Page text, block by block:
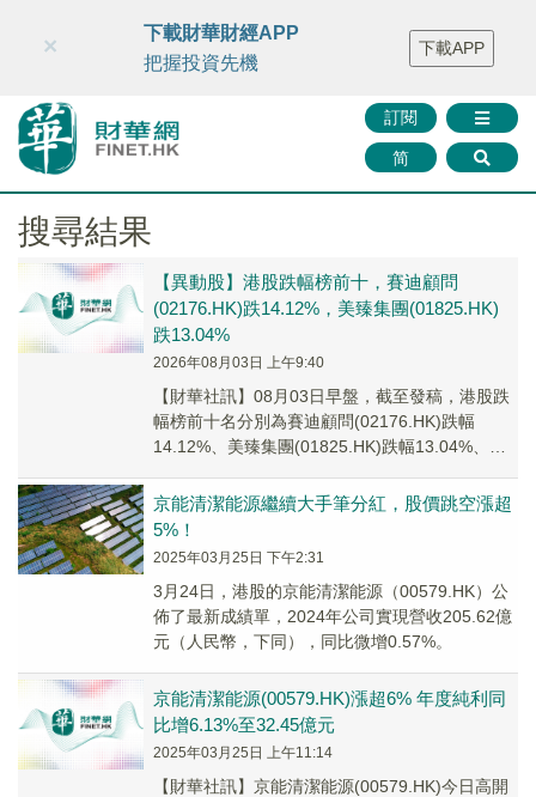
財華智庫網 FINTV FINMETA 財華證券 媒體矩陣
智庫沙龍
聯絡我們
訂閱
简
×
下載財華財經APP
把握投資先機
下載APP
搜尋結果
【異動股】港股跌幅榜前十，賽迪顧問
(02176.HK)跌14.12%，美臻集團(01825.HK)
跌13.04%
2026年08月03日 上午9:40
【財華社訊】08月03日早盤，截至發稿，港股跌
幅榜前十名分別為賽迪顧問(02176.HK)跌幅
14.12%、美臻集團(01825.HK)跌幅13.04%、京
京能清潔能源繼續大手筆分紅，股價跳空漲超
5%！
2025年03月25日 下午2:31
3月24日，港股的京能清潔能源（00579.HK）公
佈了最新成績單，2024年公司實現營收205.62億
元（人民幣，下同），同比微增0.57%。
京能清潔能源(00579.HK)漲超6% 年度純利同
比增6.13%至32.45億元
2025年03月25日 上午11:14
【財華社訊】京能清潔能源(00579.HK)今日高開